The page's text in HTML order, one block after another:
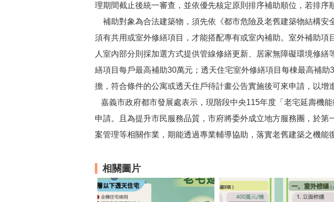
理期間截止後統一審查，並依優先核定原則排序補助順位，若排序
補助對象為合法建築物，須先依《都市危險及老舊建築物結構安
須有共用或室外修繕項目，才能搭配專有或室內補助。室外補助
人室內部分則採加選方式提供管線修繕更新、居家無障礙環境修
繕項目每戶最高補助30萬元；透天住宅室外修繕項目每棟最高補
擔，符合條件的公寓或透天住戶待計畫公告實施後可來申請，以增
嘉義市政府都市發展處表示，現階段中央115年度「老宅延壽機
申請。且為提升市民服務品質，市府將委外成立地方服務團，於
案管理等相關作業，期能透過專業輔導協助，落實老舊建築之機能
相關圖片